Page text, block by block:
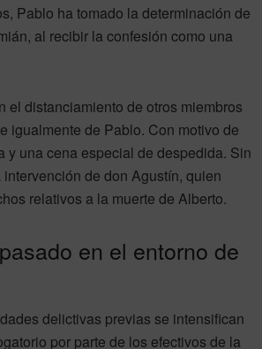
Pablo ha tomado la determinación de
al recibir la confesión como una
el distanciamiento de otros miembros
igualmente de Pablo. Con motivo de
y una cena especial de despedida. Sin
de don Agustín, quien
relativos a la muerte de Alberto.
en el entorno de
delictivas previas se intensifican
por parte de los efectivos de la